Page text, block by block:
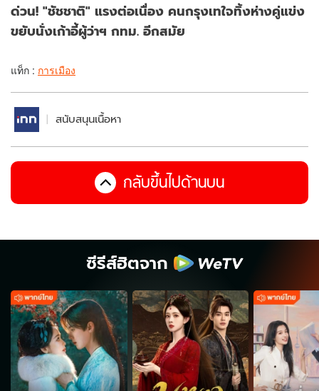
ด่วน! "ชัชชาติ" แรงต่อเนื่อง คนกรุงเทใจทิ้งห่างคู่แข่ง
ขยับนั่งเก้าอี้ผู้ว่าฯ กทม. อีกสมัย
แท็ก : การเมือง
สนับสนุนเนื้อหา
กลับขึ้นไปด้านบน
ซีรีส์ฮิตจาก